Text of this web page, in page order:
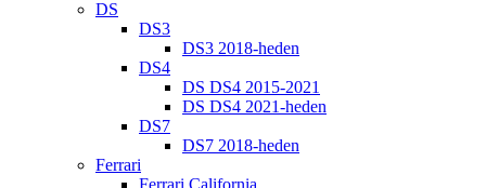
DS
DS3
DS3 2018-heden
DS4
DS DS4 2015-2021
DS DS4 2021-heden
DS7
DS7 2018-heden
Ferrari